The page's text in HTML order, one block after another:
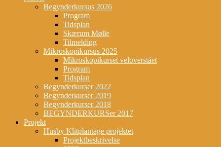
Begynderkursus 2026
Program
Tidsplan
Skærum Mølle
Tilmelding
Mikroskopikursus 2025
Mikroskopikurset veloverstået
Program
Tidsplan
Begynderkurser 2022
Begynderkurser 2019
Begynderkurser 2018
BEGYNDERKURSer 2017
Projekt
Husby Klitplantage projektet
Projektbeskrivelse